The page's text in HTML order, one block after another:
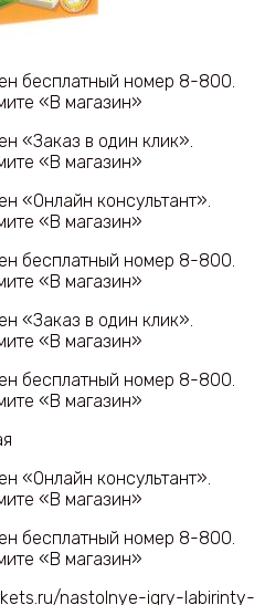
бесплатный номер 8-800.
«В магазин»
«Заказ в один клик».
«В магазин»
«Онлайн консультант».
«В магазин»
бесплатный номер 8-800.
«В магазин»
«Заказ в один клик».
«В магазин»
бесплатный номер 8-800.
«В магазин»
«Онлайн консультант».
«В магазин»
бесплатный номер 8-800.
«В магазин»
nastolnye-igry-labirinty-